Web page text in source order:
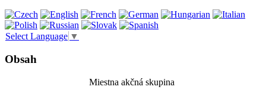
Select Language ▼
Obsah
Miestna akčná skupina